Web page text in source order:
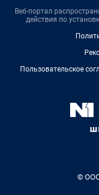
Веб-портал
действия по
Пользовательское
© ООО